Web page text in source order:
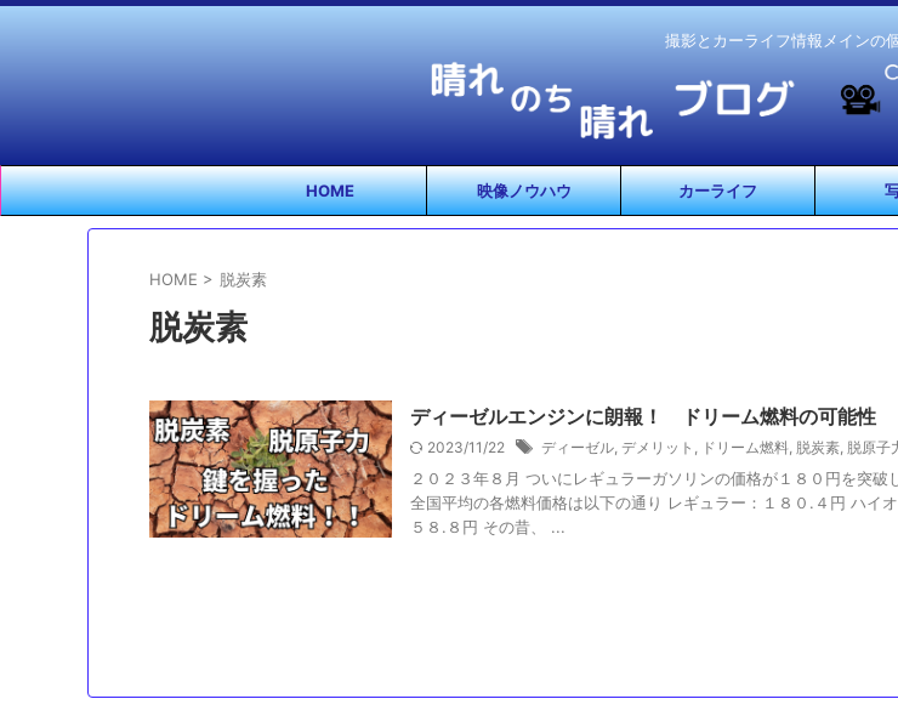
撮影とカーライフ情報メインの
HOME 映像ノウハウ カーライフ
HOME > 脱炭素
脱炭素
ディーゼルエンジンに朗報！ ドリーム燃料の可能性
2023/11/22 ディーゼル デメリット ドリーム燃料 脱炭素 脱原子
２０２３年８月 ついにレギュラーガソリンの価格が１８０円を突破
全国平均の各燃料価格は以下の通り レギュラー：１８０.４円 ハイ
５８.８円 その昔、 ...